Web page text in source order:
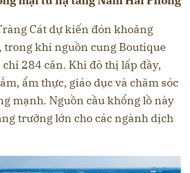
Cát dự kiến đón khoảng
trong khi nguồn cung Boutique
284 căn. Khi đô thị lấp đầy,
ẩm thực, giáo dục và chăm sóc
mạnh. Nguồn cầu khổng lồ này
trưởng lớn cho các ngành dịch